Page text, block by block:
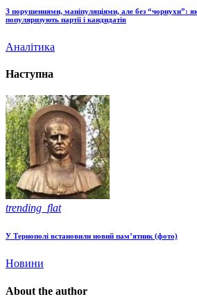
З порушеннями, маніпуляціями, але без “чорнухи”: як
популяризують партії і кандидатів
Аналітика
Наступна
trending_flat
У Тернополі встановили новий пам’ятник (фото)
Новини
About the author